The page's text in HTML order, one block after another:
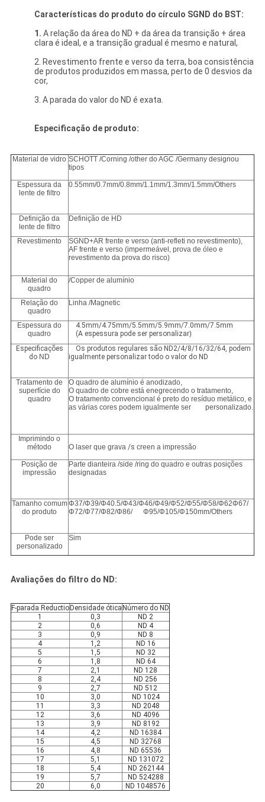
Características do produto do círculo SGND do BST:
1. A relação da área do ND + da área da transição + área
clara é ideal, e a transição gradual é mesmo e natural,
2. Revestimento frente e verso da terra, boa consistência
de produtos produzidos em massa, perto de 0 desvios da
cor,
3. A parada do valor do ND é exata.
Especificação de produto:
Material de vidro SCHOTT /Corning /other do AGC /Germany designou
tipos
Espessura da
lente de filtro
0.55mm/0.7mm/0.8mm/1.1mm/1.3mm/1.5mm/Others
Definição da
lente de filtro
Definição de HD
Revestimento
SGND+AR frente e verso (anti-refleti no revestimento),
AF frente e verso (impermeável, prova de óleo e
revestimento da prova do risco)
Material do
quadro
/Copper de alumínio
Relação do
quadro
Linha /Magnetic
Espessura do
quadro
4.5mm/4.75mm/5.5mm/5.9mm/7.0mm/7.5mm
(A espessura pode ser personalizar)
Especificações
do ND
Os produtos regulares são ND2/4/8/16/32/64, podem
igualmente personalizar todo o valor do ND
Tratamento de
superfície do
quadro
O quadro de alumínio é anodizado,
O quadro de cobre está enegrecendo o tratamento,
O tratamento convencional é preto do resíduo metálico, e
as várias cores podem igualmente ser personalizado.
Imprimindo o
método
O laser que grava/s creen a impressão
Posição de
impressão
Parte dianteira /side /ring do quadro e outras posições
designadas
Tamanho comum
do produto
Φ37/Φ39/Φ40.5/Φ43/Φ46/Φ49/Φ52/Φ55/Φ58/Φ62Φ67/
Φ72/Φ77/Φ82/Φ86/ Φ95/Φ105/Φ150mm/Others
Pode ser
personalizado
Sim
Avaliações do filtro do ND:
F-parada Reductio Densidade ótica Número do ND
1
0,3
ND 2
2
0,6
ND 4
3
0,9
ND 8
4
1,2
ND 16
5
1,5
ND 32
6
1,8
ND 64
7
2,1
ND 128
8
2,4
ND 256
9
2,7
ND 512
10
3,0
ND 1024
11
3,3
ND 2048
12
3,6
ND 4096
13
3,9
ND 8192
14
4,2
ND 16384
15
4,5
ND 32768
16
4,8
ND 65536
17
5,1
ND 131072
18
5,4
ND 262144
19
5,7
ND 524288
20
6,0 ND 1048576